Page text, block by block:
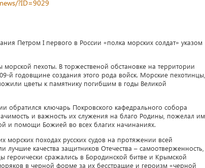
?ID=9029
Петром I первого в России «полка морских солдат» указом
пехоты. В торжественой обстановке на территории
годовщине создания этого рода войск. Морские пехотинцы,
цветы к памятнику погибшим в годы Великой
обратился ключарь Покровского кафедрального собора
и важность их служения на благо Родины, пожелал им
и помощи Божией во всех благих начинаниях.
морских походах русских судов на протяжении всей
лучшие качества защитников Отечества – самоотверженность,
героически сражались в Бородинской битве и Крымской
в черной форме за их бесстрашие и героизм «черной